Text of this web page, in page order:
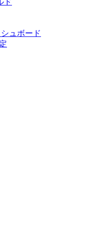
ド
シュボード